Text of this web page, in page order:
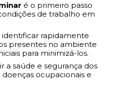
é o primeiro passo
de trabalho em
identificar rapidamente
presentes no ambiente
para minimizá-los.
a saúde e segurança dos
ocupacionais e